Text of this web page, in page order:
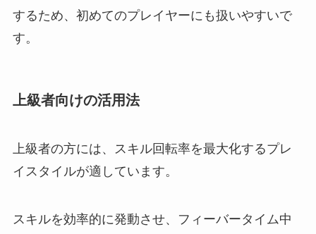
するため、初めてのプレイヤーにも扱いやすいで
す。
上級者向けの活用法
上級者の方には、スキル回転率を最大化するプレ
イスタイルが適しています。
スキルを効率的に発動させ、フィーバータイム中